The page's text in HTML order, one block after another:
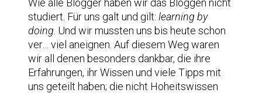
Wie alle Blogger haben wir das Bloggen nicht
studiert. Für uns galt und gilt: learning by
doing . Und wir mussten uns bis heute schon
ver… viel aneignen. Auf diesem Weg waren
wir all denen besonders dankbar, die ihre
Erfahrungen, ihr Wissen und viele Tipps mit
uns geteilt haben; die nicht Hoheitswissen